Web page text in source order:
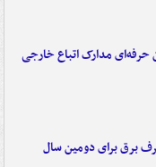
حرفه‌ای مدارک اتباع خارجی
برق برای دومین سال